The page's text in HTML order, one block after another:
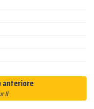
anteriore
II